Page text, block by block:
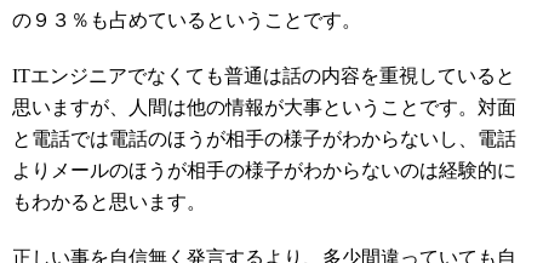
の９３％も占めているということです。
ITエンジニアでなくても普通は話の内容を重視していると
思いますが、人間は他の情報が大事ということです。対面
と電話では電話のほうが相手の様子がわからないし、電話
よりメールのほうが相手の様子がわからないのは経験的に
もわかると思います。
正しい事を自信無く発言するより、多少間違っていても自